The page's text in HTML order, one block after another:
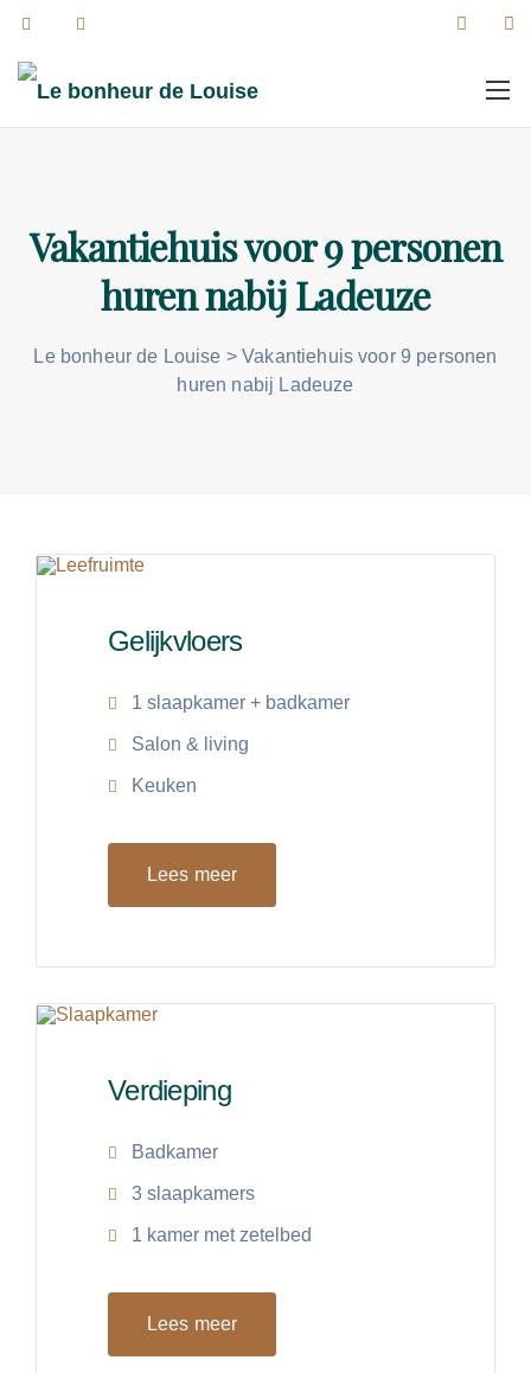
Vakantiehuis voor 9 personen
huren nabij Ladeuze
Le bonheur de Louise >Vakantiehuis voor 9 personen
huren nabij Ladeuze
Gelijkvloers
1 slaapkamer + badkamer
Salon & living
Keuken
Lees meer
Verdieping
Badkamer
3 slaapkamers
1 kamer met zetelbed
Lees meer